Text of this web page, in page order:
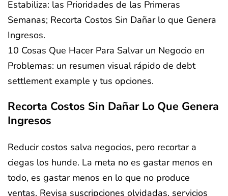
10 Cosas Que Hacer Para Salvar un Negocio en
Problemas: un resumen visual rápido de debt
settlement example y tus opciones.
Recorta Costos Sin Dañar Lo Que Genera
Ingresos
Reducir costos salva negocios, pero recortar a
ciegas los hunde. La meta no es gastar menos en
todo, es gastar menos en lo que no produce
ventas. Revisa suscripciones olvidadas, servicios